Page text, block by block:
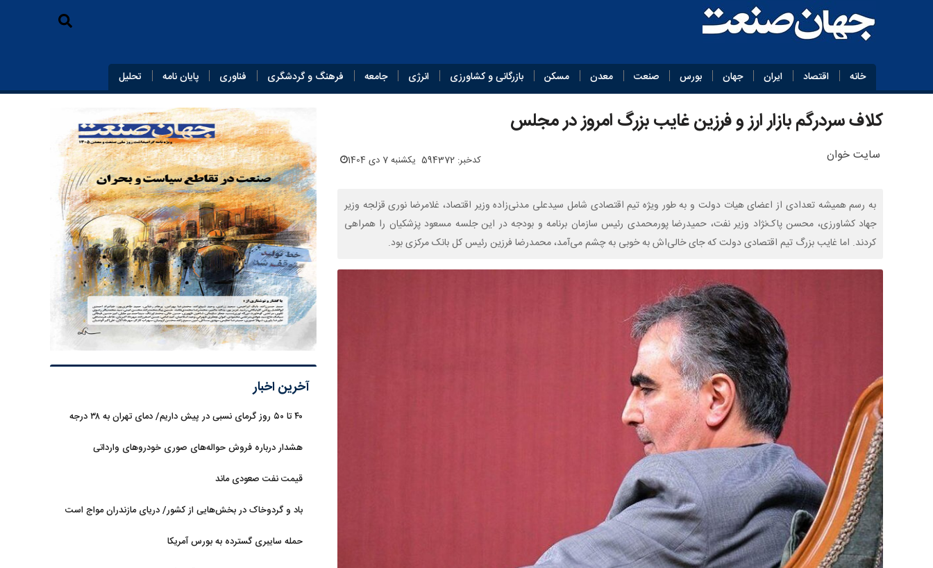
خانه اقتصاد ایران جهان بورس صنعت معدن مسکن بازرگانی و کشاورزی انرژی جامعه فرهنگ و گردشگری فناوری پایان‌ نامه تحلیل
کلاف سردرگم بازار ارز و فرزین غایب بزرگ امروز در مجلس
سایت خوان کدخبر: 594372 یکشنبه 7 دی 1404
به رسم همیشه تعدادی از اعضای هیات دولت و به طور ویژه تیم اقتصادی شامل سیدعلی مدنی‌زاده وزیر اقتصاد، غلامرضا نوری قزلجه وزیر
جهاد کشاورزی، محسن پاک‌نژاد وزیر نفت، حمیدرضا پورمحمدی رئیس سازمان برنامه و بودجه در این جلسه مسعود پزشکیان را همراهی
کردند. اما غایب بزرگ تیم اقتصادی دولت که جای خالی‌اش به خوبی به چشم می‌آمد، محمدرضا فرزین رئیس کل بانک مرکزی بود.
آخرین اخبار
۴۰ تا ۵۰ روز گرمای نسبی در پیش داریم/ دمای تهران به ۳۸ درجه
هشدار درباره فروش حواله‌های صوری خودروهای وارداتی
قیمت نفت صعودی ماند
باد و گردوخاک در بخش‌هایی از کشور/ دریای مازندران مواج است
حمله سایبری گسترده به بورس آمریکا